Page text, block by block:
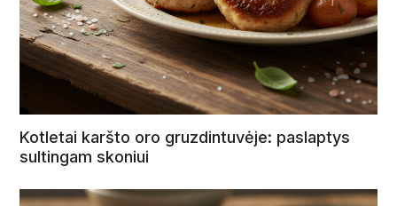
Kotletai karšto oro gruzdintuvėje: paslaptys
sultingam skoniui